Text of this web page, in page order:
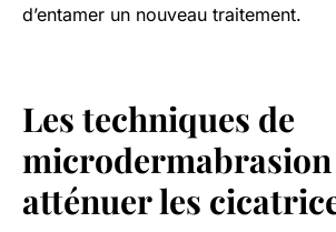
d’entamer un nouveau traitement.
Les techniques de
atténuer les